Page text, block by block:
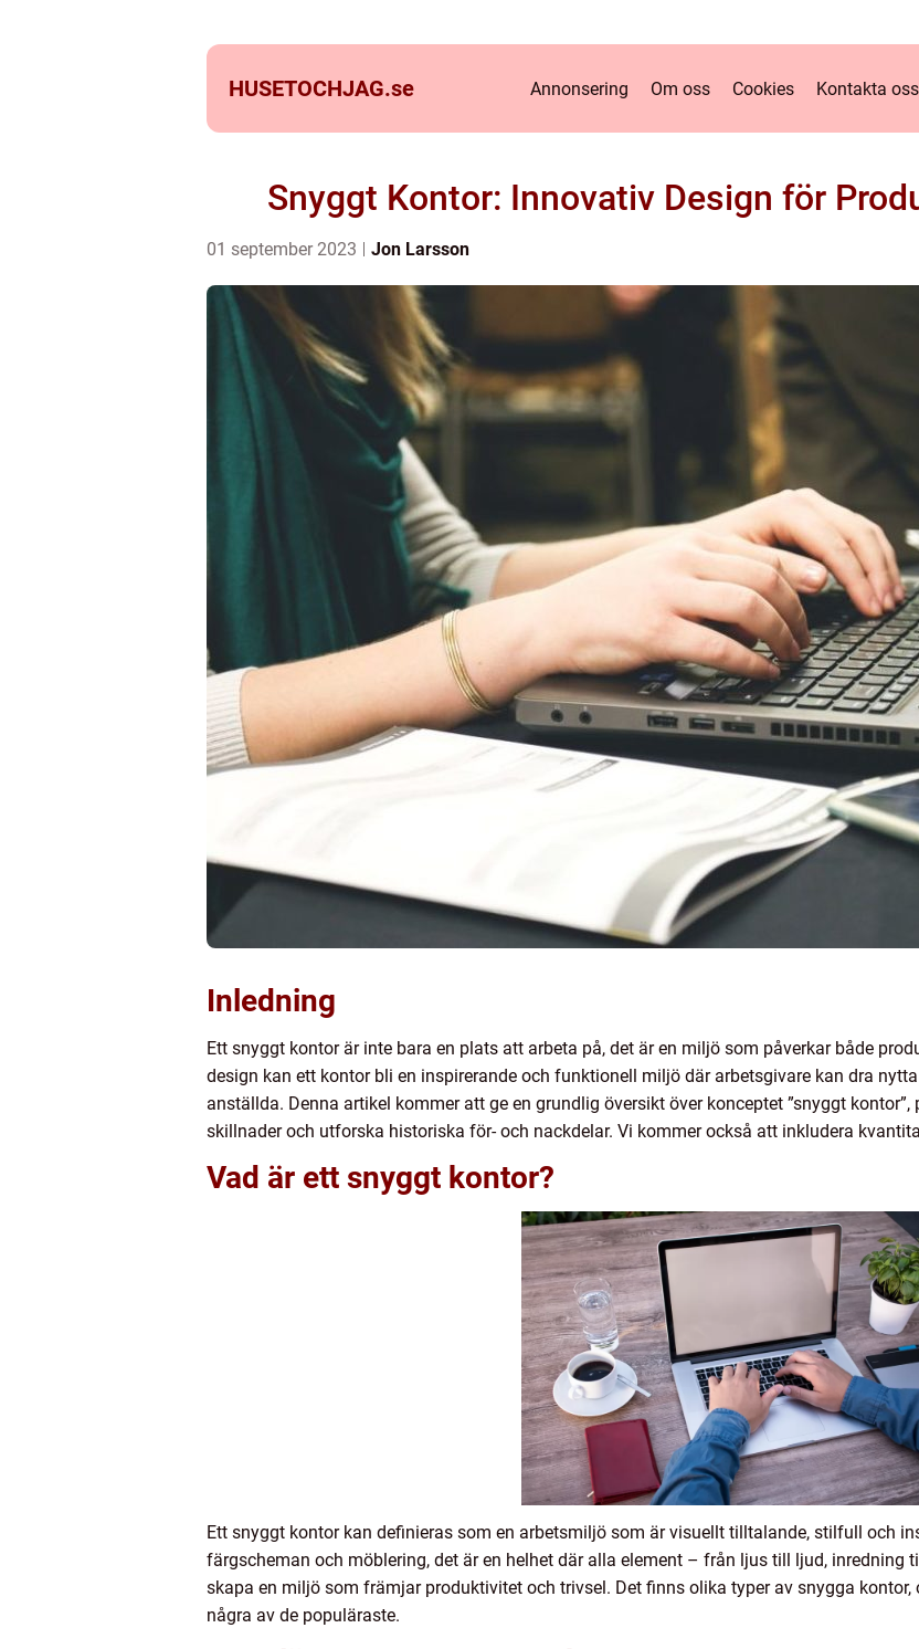
HUSETOCHJAG.se Annonsering Om oss Cookies Kontakta oss
Snyggt Kontor: Innovativ Design för
01 september 2023 Jon Larsson
Inledning
Ett snyggt kontor är inte bara en plats att arbeta på, det är en miljö som påverkar både
design kan ett kontor bli en inspirerande och funktionell miljö där arbetsgivare kan dra
anställda. Denna artikel kommer att ge en grundlig översikt över konceptet ”snyggt
skillnader och utforska historiska för- och nackdelar. Vi kommer också att inkludera
Vad är ett snyggt kontor?
Ett snyggt kontor kan definieras som en arbetsmiljö som är visuellt tilltalande, stilfull och
färgscheman och möblering, det är en helhet där alla element – från ljus till ljud,
skapa en miljö som främjar produktivitet och trivsel. Det finns olika typer av snygga
några av de populäraste.